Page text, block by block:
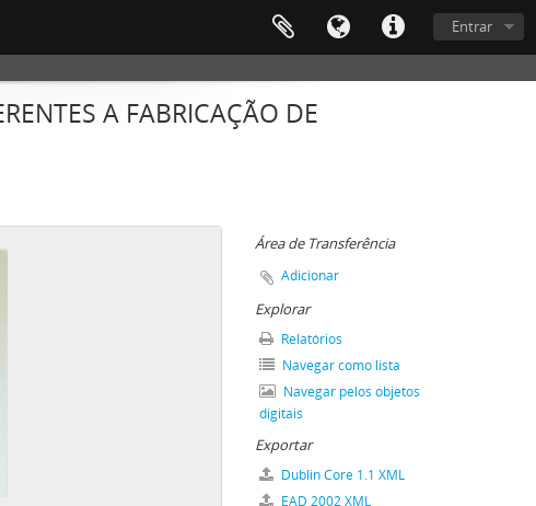
Entrar
A FABRICAÇÃO DE
Área de Transferência
Adicionar
Explorar
Relatórios
Navegar como lista
Navegar pelos objetos
digitais
Exportar
Dublin Core 1.1 XML
EAD 2002 XML